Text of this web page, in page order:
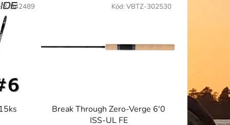
942489
Break Through Zero-Verge 6'0
ISS-UL FE
Kód: VBTZ-302530